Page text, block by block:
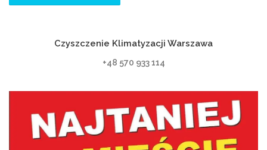
Czyszczenie Klimatyzacji Warszawa
+48 570 933 114